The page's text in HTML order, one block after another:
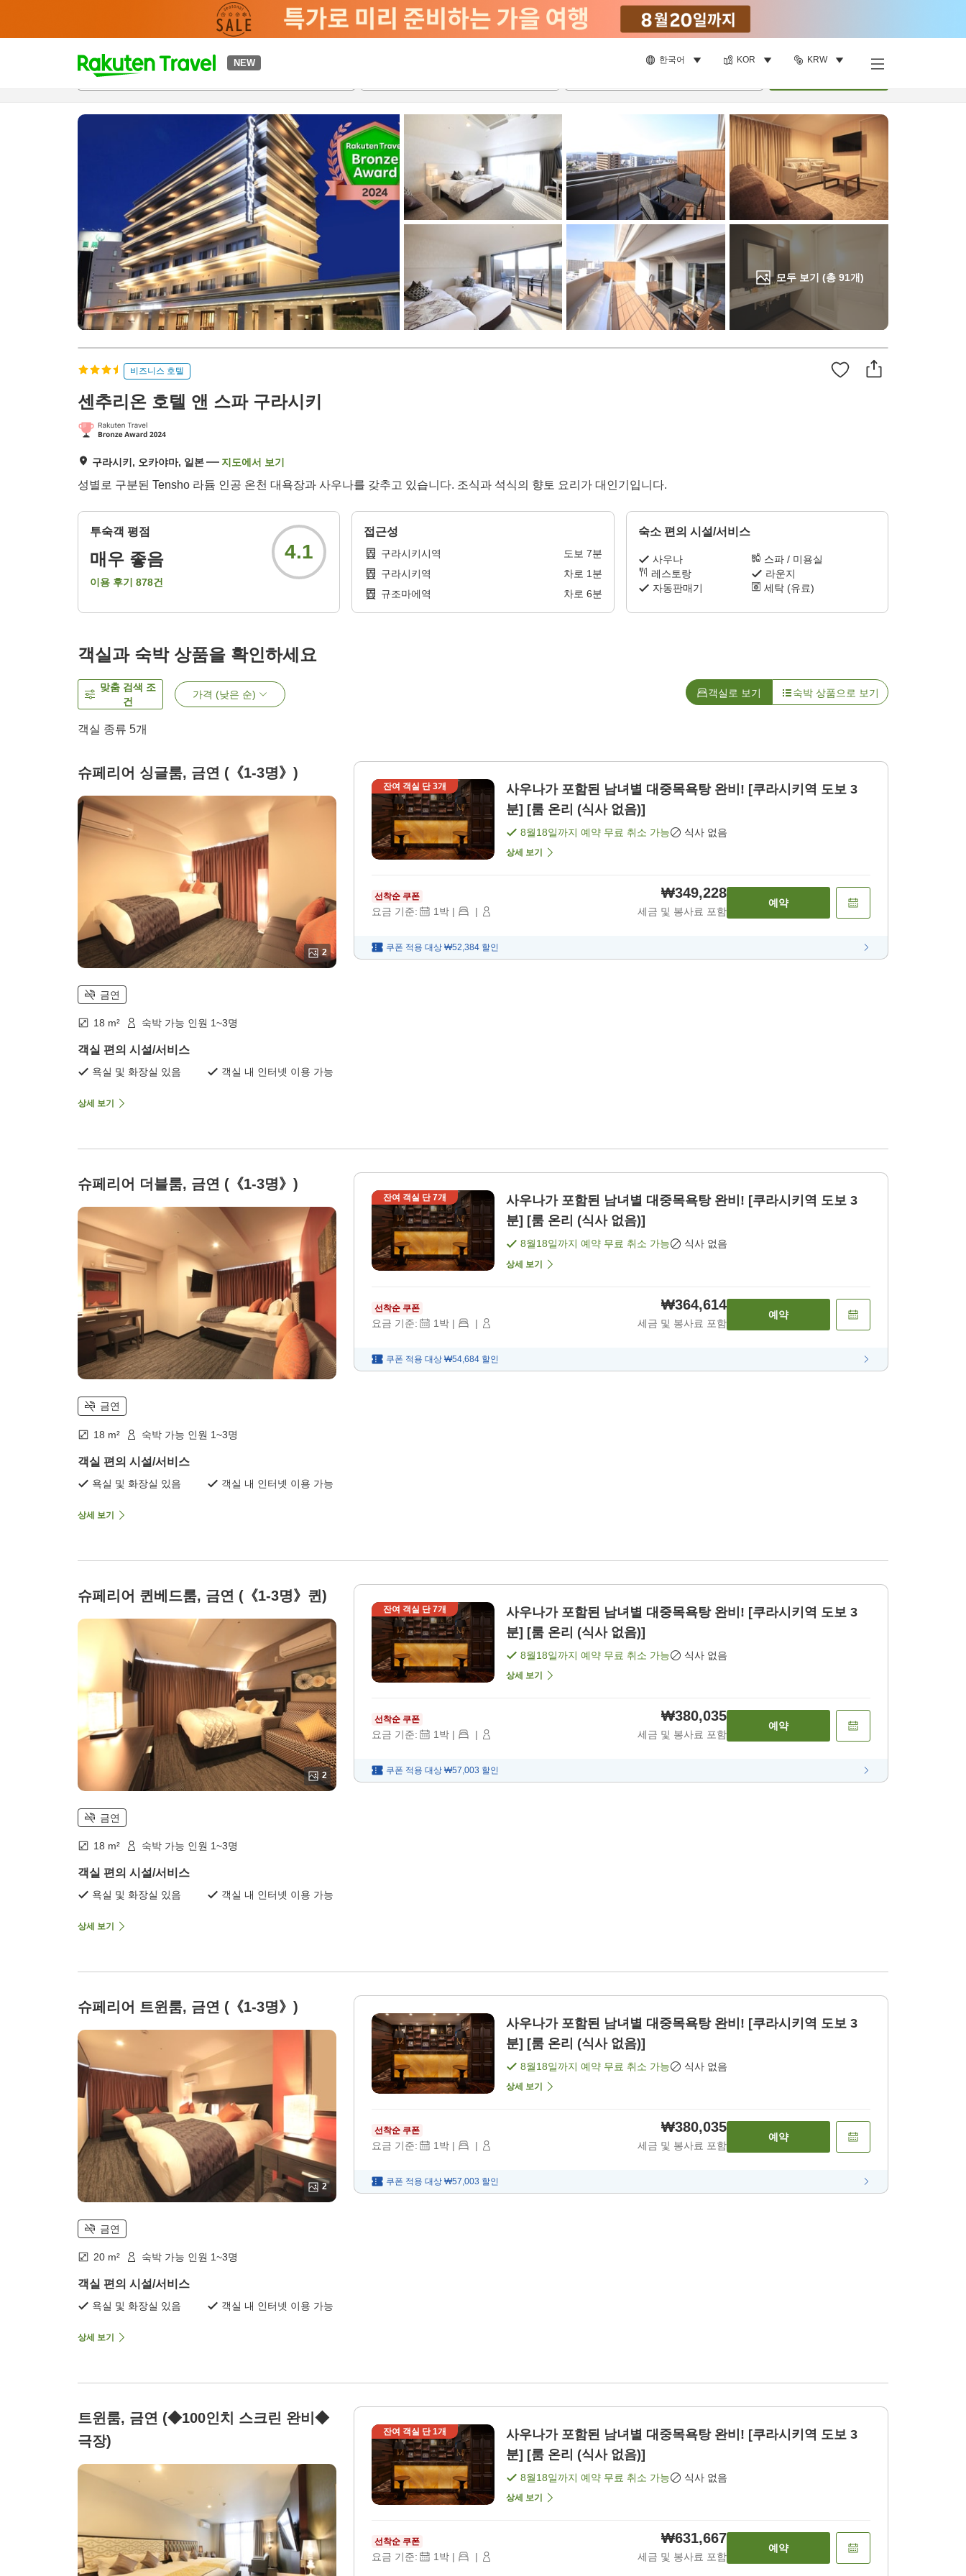
NEW 한국어 KOR KRW
t
p
a
c
h
모두 보기 (총 91개)
개요객실 & 숙박 상품이용 후기 편의 시설/서비스
비즈니스 호텔
센추리온 호텔 앤 스파 구라시키
구라시키, 오카야마, 일본 지도에서 보기
성별로 구분된 Tensho 라듐 인공 온천 대욕장과 사우나를 갖추고 있습니다. 조식과 석식의 향토 요리가 대인기입니다.
투숙객 평점
매우 좋음
이용 후기 878건
4.1
접근성
구라시키시역 도보 7분
구라시키역
차로 1분
규조마에역
차로 6분
숙소 편의 시설/서비스
사우나
스파 / 미용실
레스토랑
라운지
자동판매기
세탁 (유료)
객실과 숙박 상품을 확인하세요
맞춤 검색 조
건
가격 (낮은 순) 객실로 보기 숙박 상품으로 보기
객실 종류 5개
슈페리어 싱글룸, 금연 (《1-3명》)
2
금연
18 m² 숙박 가능 인원 1~3명
객실 편의 시설/서비스
욕실 및 화장실 있음 객실 내 인터넷 이용 가능
상세 보기
잔여 객실 단3개
사우나가 포함된 남녀별 대중목욕탕 완비! [쿠라시키역 도보 3
분] [룸 온리 (식사 없음)]
8월18일까지 예약 무료 취소 가능 식사 없음
상세 보기
선착순 쿠폰
요금 기준: 1박 | |
₩349,228
세금 및 봉사료 포함
예약
쿠폰 적용 대상 ₩52,384 할인
슈페리어 더블룸, 금연 (《1-3명》)
금연
18 m² 숙박 가능 인원 1~3명
객실 편의 시설/서비스
욕실 및 화장실 있음 객실 내 인터넷 이용 가능
상세 보기
잔여 객실 단7개
사우나가 포함된 남녀별 대중목욕탕 완비! [쿠라시키역 도보 3
분] [룸 온리 (식사 없음)]
8월18일까지 예약 무료 취소 가능 식사 없음
상세 보기
선착순 쿠폰
요금 기준: 1 박 | |
₩364,614
세금 및 봉사료 포함
예약
쿠폰 적용 대상 ₩54,684 할인
슈페리어 퀸베드룸, 금연 (《1-3명》퀸)
2
금연
18 m² 숙박 가능 인원 1~3명
객실 편의 시설/서비스
욕실 및 화장실 있음 객실 내 인터넷 이용 가능
상세 보기
잔여 객실 단7개
사우나가 포함된 남녀별 대중목욕탕 완비! [쿠라시키역 도보 3
분] [룸 온리 (식사 없음)]
8월18일까지 예약 무료 취소 가능 식사 없음
상세 보기
선착순 쿠폰
요금 기준: 1 박 | |
₩380,035
세금 및 봉사료 포함
예약
쿠폰 적용 대상 ₩57,003 할인
슈페리어 트윈룸, 금연 (《1-3명》)
2
금연
20 m² 숙박 가능 인원 1~3명
객실 편의 시설/서비스
욕실 및 화장실 있음 객실 내 인터넷 이용 가능
상세 보기
사우나가 포함된 남녀별 대중목욕탕 완비! [쿠라시키역 도보 3
분] [룸 온리 (식사 없음)]
8월18일까지 예약 무료 취소 가능 식사 없음
상세 보기
선착순 쿠폰
요금 기준: 1 박 | |
₩380,035
세금 및 봉사료 포함
예약
쿠폰 적용 대상 ₩57,003 할인
트윈룸, 금연 (◆100인치 스크린 완비◆
극장)
잔여 객실 단1개
사우나가 포함된 남녀별 대중목욕탕 완비! [쿠라시키역 도보 3
분] [룸 온리 (식사 없음)]
8월18일까지 예약 무료 취소 가능 식사 없음
상세 보기
선착순 쿠폰
요금 기준: 1 박 | |
₩631,667
세금 및 봉사료 포함
예약